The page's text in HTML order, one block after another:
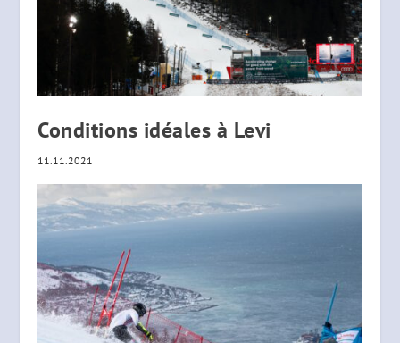
Conditions idéales à Levi
11.11.2021